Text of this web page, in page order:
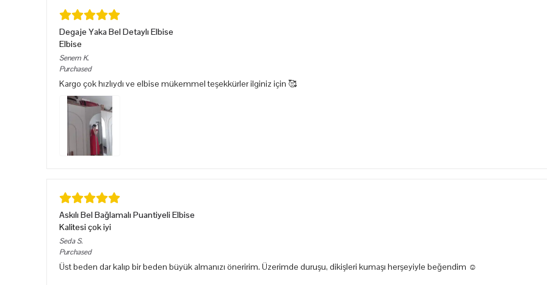
Degaje Yaka Bel Detaylı Elbise
Elbise
Senem K.
Purchased
Kargo çok hızlıydı ve elbise mükemmel teşekkürler ilginiz için 🥰
Askılı Bel Bağlamalı Puantiyeli Elbise
Kalitesi çok iyi
Seda S.
Purchased
Üst beden dar kalıp bir beden büyük almanızı öneririm. Üzerimde duruşu, dikişleri kumaşı herşeyiyle beğendim ☺️